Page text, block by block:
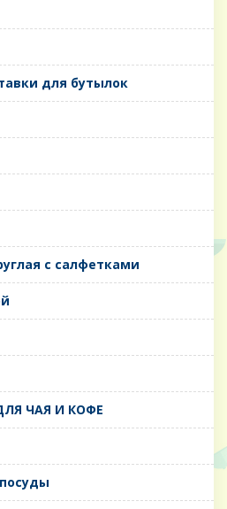
для бутылок
с салфетками
ЧАЯ И КОФЕ